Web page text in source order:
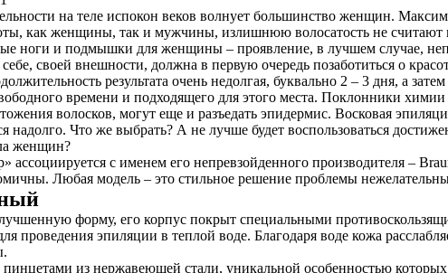
на теле испокон веков волнует большинство женщин.
как женщины, так и мужчины, излишнюю волосатость не считают
ноги и подмышки для женщины – проявление, в лучшем случае,
своей внешности, должна в первую очередь позаботиться о
результата очень недолгая, буквально 2 – 3 дня, а
времени и подходящего для этого места. Поклонники
волосков, могут еще и разъедать эпидермис. Восковая
Что же выбрать? А не лучше будет воспользоваться
женщин?
ассоциируется с именем его непревзойденного производителя –
Любая модель – это стильное решение проблемы
форму, его корпус покрыт специальными
проведения эпиляции в теплой воде. Благодаря воде кожа
пинцетами из нержавеющей стали, уникальной особенностью